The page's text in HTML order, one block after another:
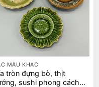
MẪU KHÁC
tròn đựng bò, thịt
sushi phong cách